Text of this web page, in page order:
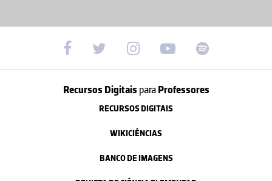
Recursos Digitais paraProfessores
RECURSOS DIGITAIS
WIKICIÊNCIAS
BANCO DE IMAGENS